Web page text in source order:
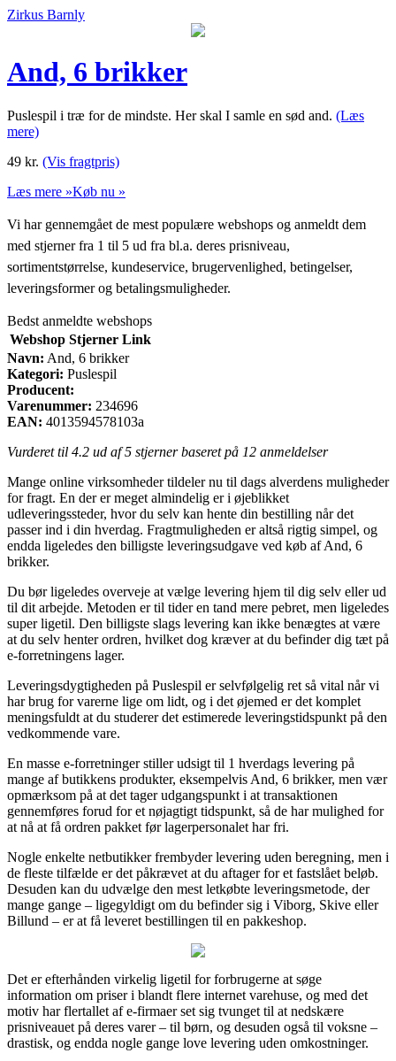
Zirkus Barnly
And, 6 brikker
Puslespil i træ for de mindste. Her skal I samle en sød and. (Læs
mere)
49 kr. (Vis fragtpris)
Læs mere »Køb nu »
Vi har gennemgået de mest populære webshops og anmeldt dem
med stjerner fra 1 til 5 ud fra bl.a. deres prisniveau,
sortimentstørrelse, kundeservice, brugervenlighed, betingelser,
leveringsformer og betalingsmuligheder.
Bedst anmeldte webshops
Webshop Stjerner Link
Navn: And, 6 brikker
Kategori: Puslespil
Producent:
Varenummer: 234696
EAN: 4013594578103a
Vurderet til 4.2 ud af 5 stjerner baseret på 12 anmeldelser
Mange online virksomheder tildeler nu til dags alverdens muligheder
for fragt. En der er meget almindelig er i øjeblikket
udleveringssteder, hvor du selv kan hente din bestilling når det
passer ind i din hverdag. Fragtmuligheden er altså rigtig simpel, og
endda ligeledes den billigste leveringsudgave ved køb af And, 6
brikker.
Du bør ligeledes overveje at vælge levering hjem til dig selv eller ud
til dit arbejde. Metoden er til tider en tand mere pebret, men ligeledes
super ligetil. Den billigste slags levering kan ikke benægtes at være
at du selv henter ordren, hvilket dog kræver at du befinder dig tæt på
e-forretningens lager.
Leveringsdygtigheden på Puslespil er selvfølgelig ret så vital når vi
har brug for varerne lige om lidt, og i det øjemed er det komplet
meningsfuldt at du studerer det estimerede leveringstidspunkt på den
vedkommende vare.
En masse e-forretninger stiller udsigt til 1 hverdags levering på
mange af butikkens produkter, eksempelvis And, 6 brikker, men vær
opmærksom på at det tager udgangspunkt i at transaktionen
gennemføres forud for et nøjagtigt tidspunkt, så de har mulighed for
at nå at få ordren pakket før lagerpersonalet har fri.
Nogle enkelte netbutikker frembyder levering uden beregning, men i
de fleste tilfælde er det påkrævet at du aftager for et fastslået beløb.
Desuden kan du udvælge den mest letkøbte leveringsmetode, der
mange gange – ligegyldigt om du befinder sig i Viborg, Skive eller
Billund – er at få leveret bestillingen til en pakkeshop.
Det er efterhånden virkelig ligetil for forbrugerne at søge
information om priser i blandt flere internet varehuse, og med det
motiv har flertallet af e-firmaer set sig tvunget til at nedskære
prisniveauet på deres varer – til børn, og desuden også til voksne –
drastisk, og endda nogle gange love levering uden omkostninger.